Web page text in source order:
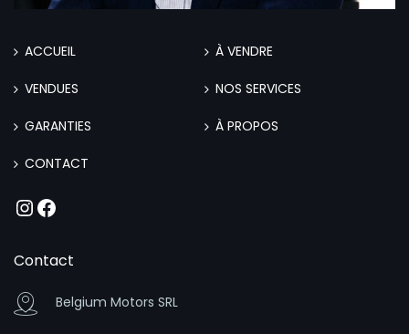
ACCUEIL À VENDRE
VENDUES NOS SERVICES
GARANTIES À PROPOS
CONTACT
Instagram
Facebook
Contact
Belgium Motors SRL